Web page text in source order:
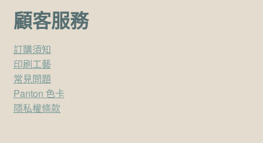
顧客服務
訂購須知
印刷工藝
常見問題
Panton 色卡
隱私權條款